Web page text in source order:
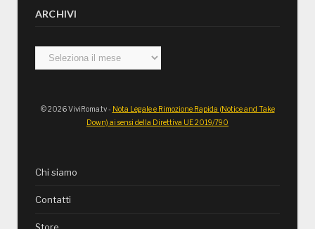
ARCHIVI
Archivi
© 2026 ViviRoma.tv - Nota Legale e Rimozione Rapida (Notice and Take
Down) ai sensi della Direttiva UE 2019/790
Chi siamo
Contatti